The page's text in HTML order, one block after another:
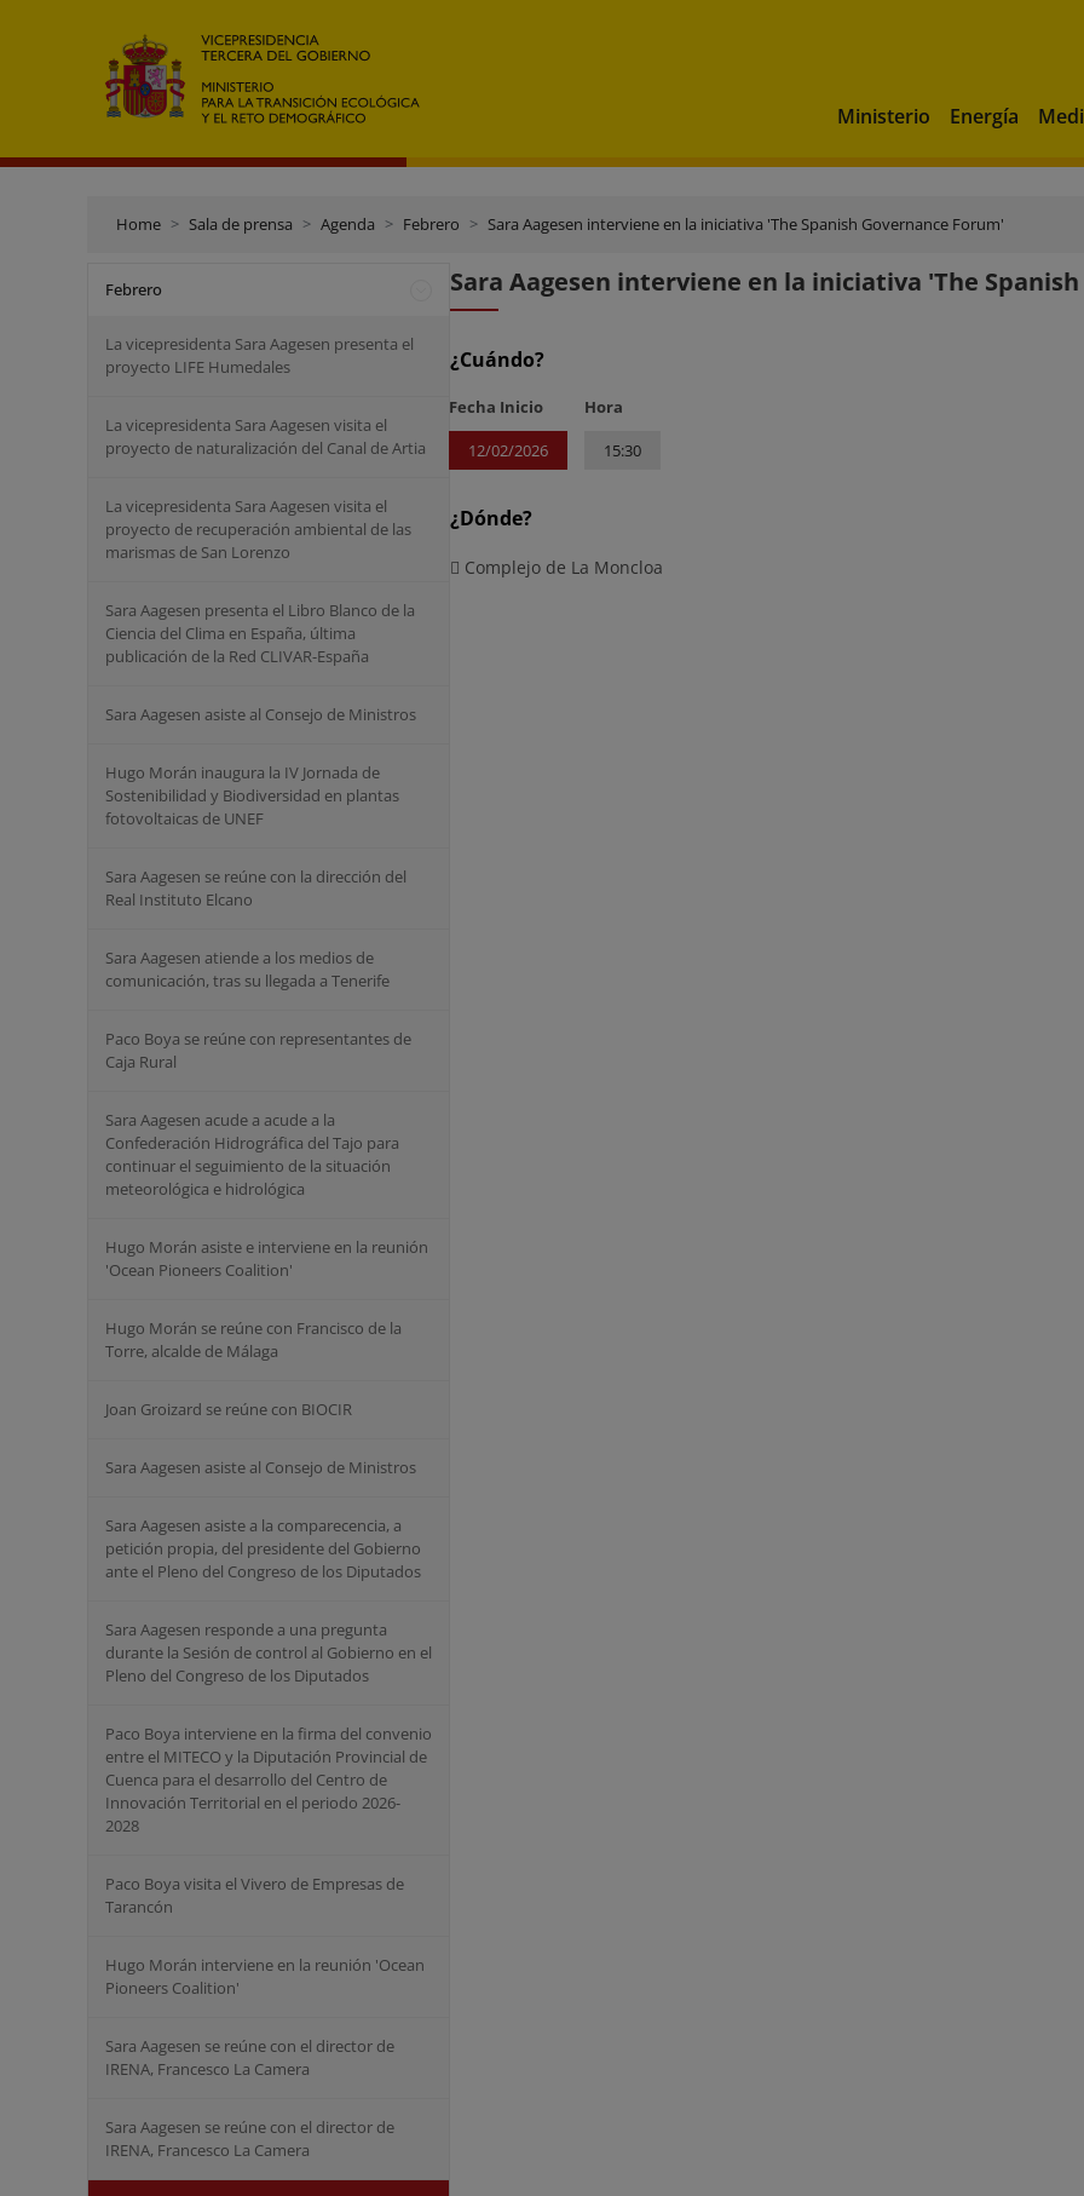
Ministerio Energía
Home Sala de prensa Agenda Febrero Sara Aagesen interviene en la iniciativa 'The Spanish Governance Forum'
Febrero
La vicepresidenta Sara Aagesen presenta el
proyecto LIFE Humedales
La vicepresidenta Sara Aagesen visita el
proyecto de naturalización del Canal de Artia
La vicepresidenta Sara Aagesen visita el
proyecto de recuperación ambiental de las
marismas de San Lorenzo
Sara Aagesen presenta el Libro Blanco de la
Ciencia del Clima en España, última
publicación de la Red CLIVAR-España
Sara Aagesen asiste al Consejo de Ministros
Hugo Morán inaugura la IV Jornada de
Sostenibilidad y Biodiversidad en plantas
fotovoltaicas de UNEF
Sara Aagesen se reúne con la dirección del
Real Instituto Elcano
Sara Aagesen atiende a los medios de
comunicación, tras su llegada a Tenerife
Paco Boya se reúne con representantes de
Caja Rural
Sara Aagesen acude a acude a la
Confederación Hidrográfica del Tajo para
continuar el seguimiento de la situación
meteorológica e hidrológica
Hugo Morán asiste e interviene en la reunión
'Ocean Pioneers Coalition'
Hugo Morán se reúne con Francisco de la
Torre, alcalde de Málaga
Joan Groizard se reúne con BIOCIR
Sara Aagesen asiste al Consejo de Ministros
Sara Aagesen asiste a la comparecencia, a
petición propia, del presidente del Gobierno
ante el Pleno del Congreso de los Diputados
Sara Aagesen responde a una pregunta
durante la Sesión de control al Gobierno en el
Pleno del Congreso de los Diputados
Paco Boya interviene en la firma del convenio
entre el MITECO y la Diputación Provincial de
Cuenca para el desarrollo del Centro de
Innovación Territorial en el periodo 2026-
2028
Paco Boya visita el Vivero de Empresas de
Tarancón
Hugo Morán interviene en la reunión 'Ocean
Pioneers Coalition'
Sara Aagesen se reúne con el director de
IRENA, Francesco La Camera
Sara Aagesen se reúne con el director de
IRENA, Francesco La Camera
Sara Aagesen interviene en la iniciativa 'The
¿Cuándo?
Fecha Inicio
12/02/2026
Hora
15:30
¿Dónde?
Complejo de La Moncloa